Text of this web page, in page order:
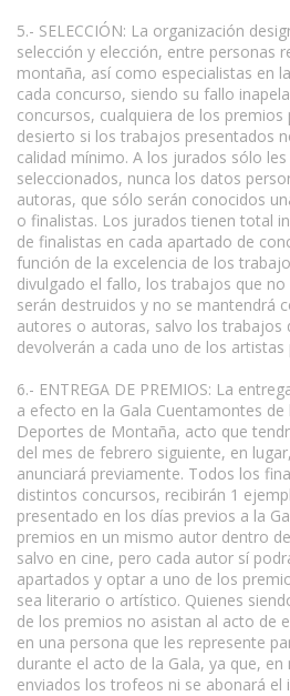
5.- SELECCIÓN: La organización
selección y elección, entre personas
montaña, así como especialistas en
cada concurso, siendo su fallo
concursos, cualquiera de los premios
desierto si los trabajos presentados
calidad mínimo. A los jurados sólo
seleccionados, nunca los datos
autoras, que sólo serán conocidos
o finalistas. Los jurados tienen total
de finalistas en cada apartado de
función de la excelencia de los
divulgado el fallo, los trabajos que
serán destruidos y no se mantendrá
autores o autoras, salvo los trabajos
devolverán a cada uno de los artistas
6.- ENTREGA DE PREMIOS: La
a efecto en la Gala Cuentamontes
Deportes de Montaña, acto que
del mes de febrero siguiente, en
anunciará previamente. Todos los
distintos concursos, recibirán 1
presentado en los días previos a la
premios en un mismo autor dentro
salvo en cine, pero cada autor sí
apartados y optar a uno de los
sea literario o artístico. Quienes
de los premios no asistan al acto de
en una persona que les represente
durante el acto de la Gala, ya que, en
enviados los trofeos ni se abonará